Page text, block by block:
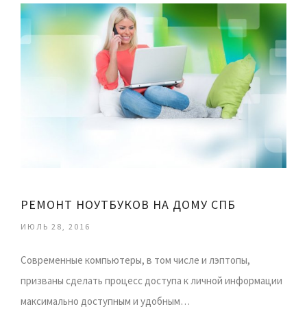
РЕМОНТ НОУТБУКОВ НА ДОМУ СПБ
ИЮЛЬ 28, 2016
Современные компьютеры, в том числе и лэптопы,
призваны сделать процесс доступа к личной информации
максимально доступным и удобным…